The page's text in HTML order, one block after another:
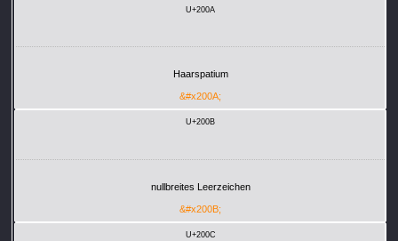
U+200A
Haarspatium
&#x200A;
U+200B
nullbreites Leerzeichen
&#x200B;
U+200C